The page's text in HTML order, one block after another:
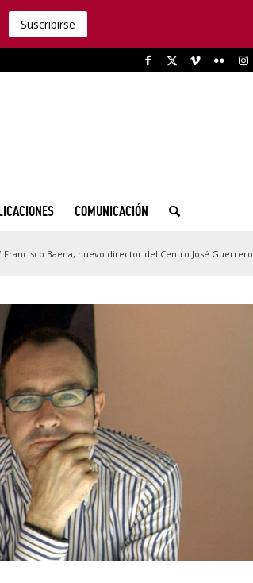
Suscribirse
COMUNICACIÓN
Francisco Baena, nuevo director del Centro José Guerrero